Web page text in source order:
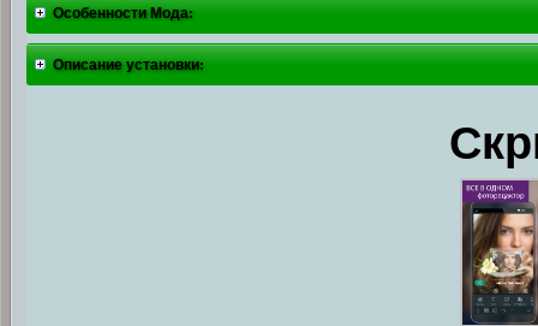
Особенности Мода:
Описание установки: